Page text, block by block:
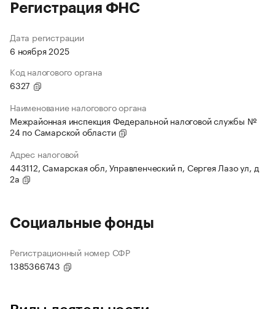
Регистрация ФНС
Дата регистрации
6 ноября 2025
Код налогового органа
6327
Наименование налогового органа
Межрайонная инспекция Федеральной налоговой службы №
24 по Самарской области
Адрес налоговой
443112, Самарская обл, Управленческий п, Сергея Лазо ул, д
2а
Социальные фонды
Регистрационный номер СФР
1385366743